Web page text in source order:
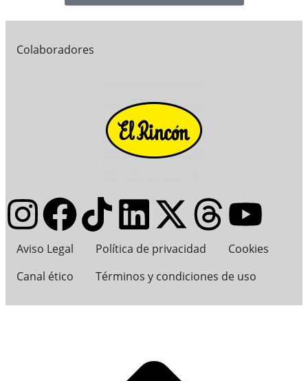
Colaboradores
Aviso Legal Política de privacidad
Cookies
Canal ético
Términos y condiciones de uso